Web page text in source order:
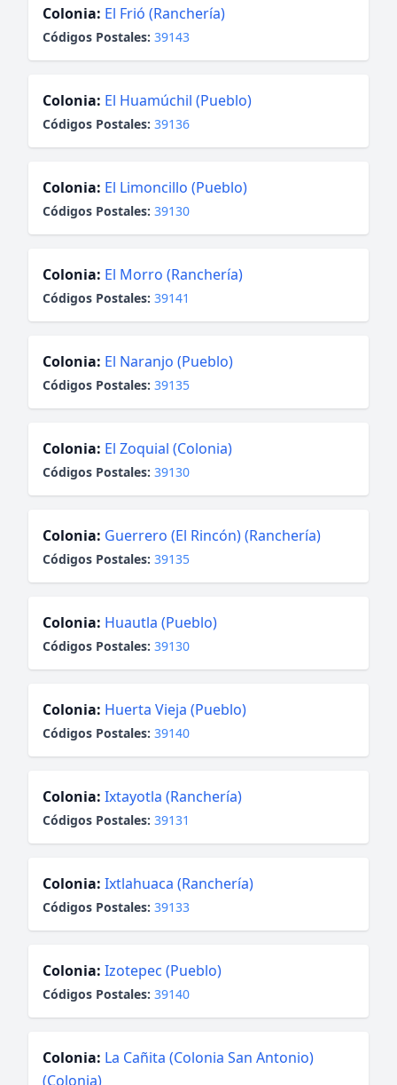
Colonia: El Frió (Ranchería)
Códigos Postales: 39143
Colonia: El Huamúchil (Pueblo)
Códigos Postales: 39136
Colonia: El Limoncillo (Pueblo)
Códigos Postales: 39130
Colonia: El Morro (Ranchería)
Códigos Postales: 39141
Colonia: El Naranjo (Pueblo)
Códigos Postales: 39135
Colonia: El Zoquial (Colonia)
Códigos Postales: 39130
Colonia: Guerrero (El Rincón) (Ranchería)
Códigos Postales: 39135
Colonia: Huautla (Pueblo)
Códigos Postales: 39130
Colonia: Huerta Vieja (Pueblo)
Códigos Postales: 39140
Colonia: Ixtayotla (Ranchería)
Códigos Postales: 39131
Colonia: Ixtlahuaca (Ranchería)
Códigos Postales: 39133
Colonia: Izotepec (Pueblo)
Códigos Postales: 39140
Colonia: La Cañita (Colonia San Antonio)
(Colonia)